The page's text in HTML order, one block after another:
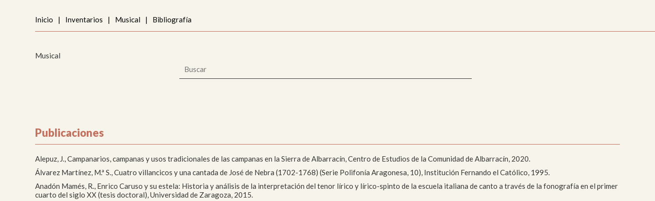
Inicio | Inventarios | Musical | Bibliografía
Musical
Publicaciones
Alepuz, J., Campanarios, campanas y usos tradicionales de las campanas en la Sierra de Albarracín, Centro de Estudios de la Comunidad de Albarracín, 2020.
Álvarez Martínez, M.ª S., Cuatro villancicos y una cantada de José de Nebra (1702-1768) (Serie Polifonía Aragonesa, 10), Institución Fernando el Católico, 1995.
Anadón Mamés, R., Enrico Caruso y su estela: Historia y análisis de la interpretación del tenor lírico y lírico-spinto de la escuela italiana de canto a través de la fonografía en el primer
cuarto del siglo XX (tesis doctoral), Universidad de Zaragoza, 2015.